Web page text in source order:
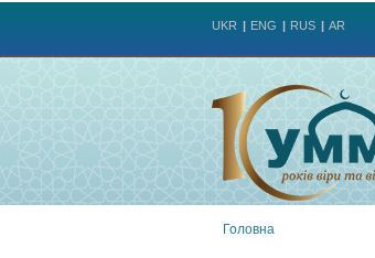
UKR ENG RUS AR
Головна